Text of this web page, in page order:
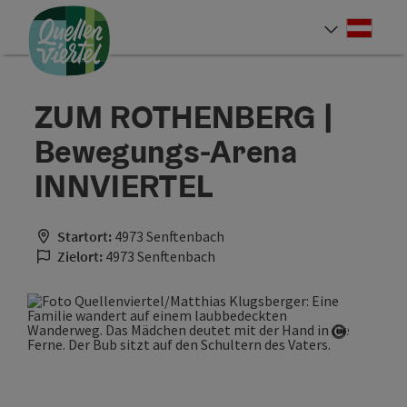
Zum Inhalt
Zur Navigation
Zum Seitenanfang
ZUM ROTHENBERG |
Bewegungs-Arena
INNVIERTEL
Startort: 4973 Senftenbach
Zielort: 4973 Senftenbach